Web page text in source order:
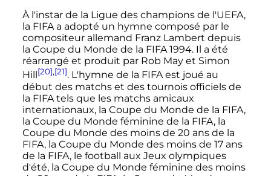
À l'instar de la Ligue des champions de l'UEFA,
la FIFA a adopté un hymne composé par le
compositeur allemand Franz Lambert depuis
la Coupe du Monde de la FIFA 1994. Il a été
réarrangé et produit par Rob May et Simon
Hill
[20],[21]. L'hymne de la FIFA est joué au
début des matchs et des tournois officiels de
la FIFA tels que les matchs amicaux
internationaux, la Coupe du Monde de la FIFA,
la Coupe du Monde féminine de la FIFA, la
Coupe du Monde des moins de 20 ans de la
FIFA, la Coupe du Monde des moins de 17 ans
de la FIFA, le football aux Jeux olympiques
d'été, la Coupe du Monde féminine des moins